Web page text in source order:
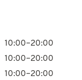
10:00–20:00
10:00–20:00
10:00–20:00